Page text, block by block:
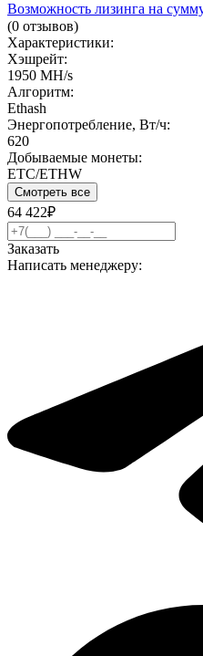
Возможность лизинга на
(0 отзывов)
Характеристики:
Хэшрейт:
1950 MH/s
Алгоритм:
Ethash
Энергопотребление, Вт/ч:
620
Добываемые монеты:
ETC/ETHW
Смотреть все
64 422₽
Заказать
Написать менеджеру: